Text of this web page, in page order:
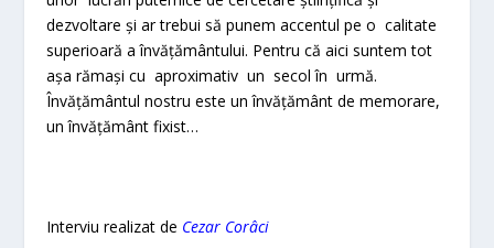
dezvoltare și ar trebui să punem accentul pe o calitate
superioară a învățământului. Pentru că aici suntem tot
așa rămași cu aproximativ un secol în urmă.
Învățământul nostru este un învățământ de memorare,
un învățământ fixist…
Interviu realizat de Cezar Corâci